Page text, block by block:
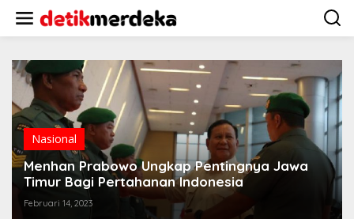
w
Nasional
Menhan Prabowo Ungkap Pentingnya Jawa
Timur Bagi Pertahanan Indonesia
Februari 14, 2023